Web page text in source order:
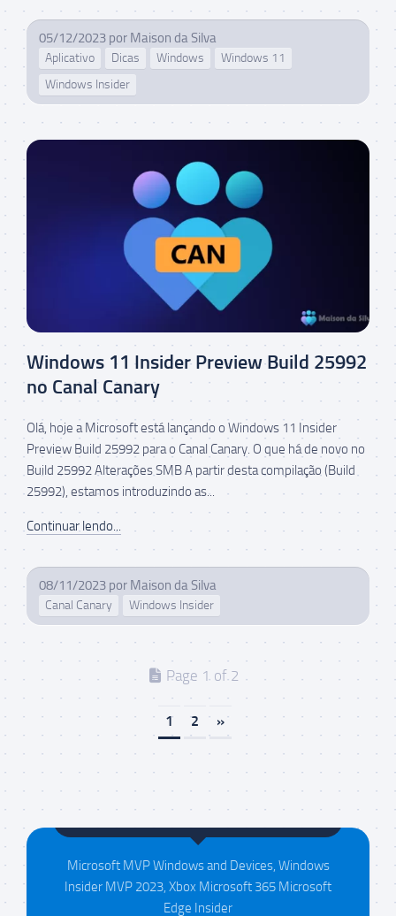
05/12/2023 por Maison da Silva
Aplicativo Dicas Windows
Windows 11
Windows Insider
Windows 11 Insider Preview Build 25992
no Canal Canary
Olá, hoje a Microsoft está lançando o Windows 11 Insider
Preview Build 25992 para o Canal Canary. O que há de novo no
Build 25992 Alterações SMB A partir desta compilação (Build
25992), estamos introduzindo as...
Continuar lendo...
08/11/2023 por Maison da Silva
Canal Canary Windows Insider
Page 1 of 2
1 2 »
Microsoft MVP Windows and Devices, Windows
Insider MVP 2023, Xbox Microsoft 365 Microsoft
Edge Insider